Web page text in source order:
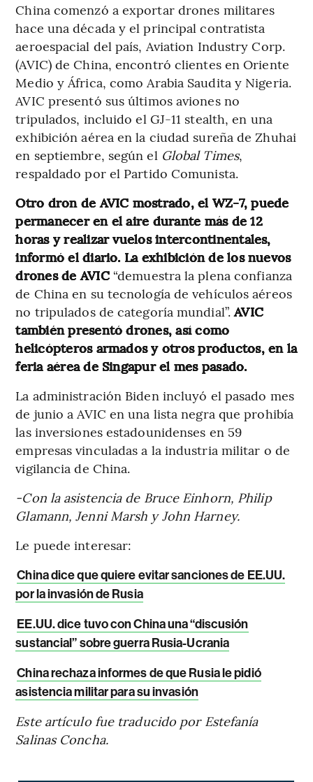
China comenzó a exportar drones militares
hace una década y el principal contratista
aeroespacial del país, Aviation Industry Corp.
(AVIC) de China, encontró clientes en Oriente
Medio y África, como Arabia Saudita y Nigeria.
AVIC presentó sus últimos aviones no
tripulados, incluido el GJ-11 stealth, en una
exhibición aérea en la ciudad sureña de Zhuhai
en septiembre, según el Global Times,
respaldado por el Partido Comunista.
Otro dron de AVIC mostrado, el WZ-7, puede
permanecer en el aire durante más de 12
horas y realizar vuelos intercontinentales,
informó el diario. La exhibición de los nuevos
drones de AVIC “demuestra la plena confianza
de China en su tecnología de vehículos aéreos
no tripulados de categoría mundial”.AVIC
también presentó drones, así como
helicópteros armados y otros productos, en la
feria aérea de Singapur el mes pasado.
La administración Biden incluyó el pasado mes
de junio a AVIC en una lista negra que prohibía
las inversiones estadounidenses en 59
empresas vinculadas a la industria militar o de
vigilancia de China.
-Con la asistencia de Bruce Einhorn, Philip
Glamann, Jenni Marsh y John Harney.
Le puede interesar:
China dice que quiere evitar sanciones de EE.UU.
por la invasión de Rusia
EE.UU. dice tuvo con China una “discusión
sustancial” sobre guerra Rusia-Ucrania
China rechaza informes de que Rusia le pidió
asistencia militar para su invasión
Este artículo fue traducido por Estefanía
Salinas Concha.